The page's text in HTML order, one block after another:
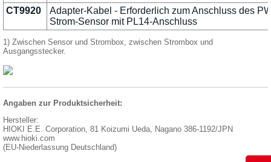
CT9920
Adapter-Kabel - Erforderlich zum Anschluss des
Strom-Sensor mit PL14-Anschluss
1) Zwischen Sensor und Strombox, zwischen Strombox und
Ausgangsstecker.
Angaben zur Produktsicherheit:
Hersteller:
HIOKI E.E. Corporation, 81 Koizumi Ueda, Nagano 386-1192/JPN
www.hioki.com
(EU-Niederlassung Deutschland)